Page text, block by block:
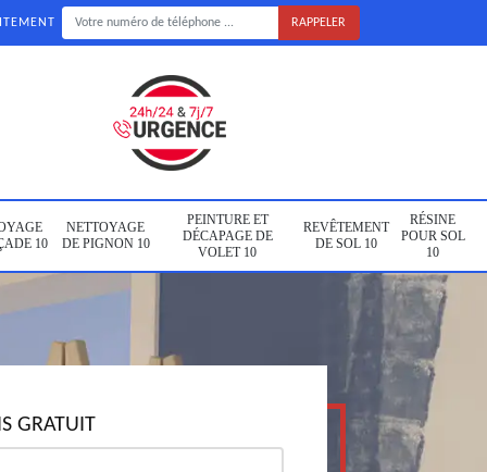
10
NETTOYAGE
DE PIGNON 10
PEINTURE ET
DÉCAPAGE DE
VOLET 10
REVÊTEMENT
DE SOL 10
RÉSINE
POUR SOL
10
GRATUIT